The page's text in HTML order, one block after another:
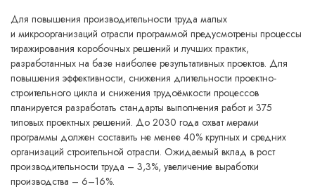
Для повышения производительности труда малых
и микроорганизаций отрасли программой предусмотрены процессы
тиражирования коробочных решений и лучших практик,
разработанных на базе наиболее результативных проектов. Для
повышения эффективности, снижения длительности проектно-
строительного цикла и снижения трудоёмкости процессов
планируется разработать стандарты выполнения работ и 375
типовых проектных решений. До 2030 года охват мерами
программы должен составить не менее 40% крупных и средних
организаций строительной отрасли. Ожидаемый вклад в рост
производительности труда – 3,3%, увеличение выработки
производства – 6–16%.